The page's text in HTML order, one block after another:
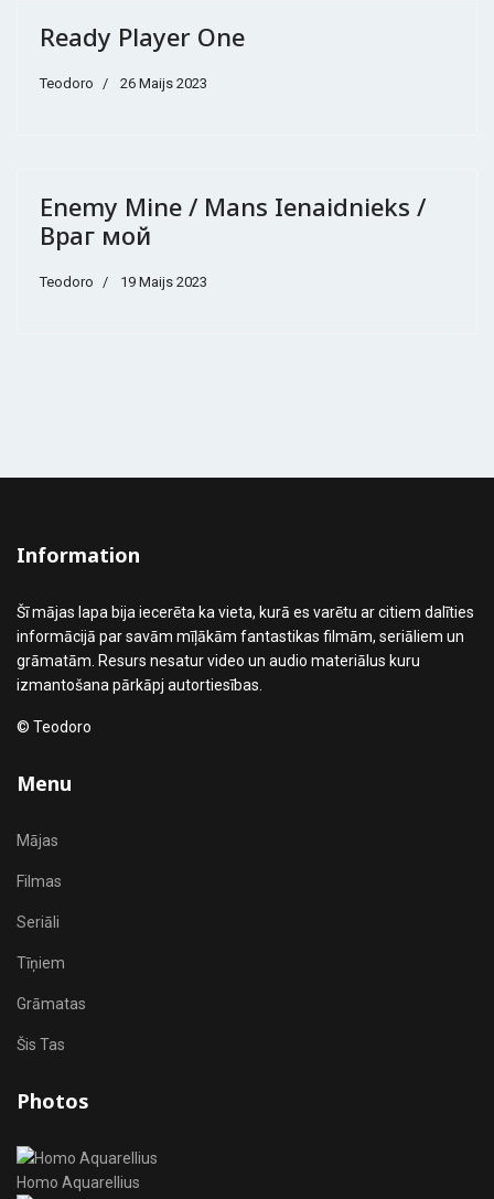
Ready Player One
Teodoro 26 Maijs 2023
Enemy Mine / Mans Ienaidnieks /
Враг мой
Teodoro 19 Maijs 2023
Information
Šī mājas lapa bija iecerēta ka vieta, kurā es varētu ar citiem dalīties
informācijā par savām mīļākām fantastikas filmām, seriāliem un
grāmatām. Resurs nesatur video un audio materiālus kuru
izmantošana pārkāpj autortiesības.
© Teodoro
Menu
Mājas
Filmas
Seriāli
Tīņiem
Grāmatas
Šis Tas
Photos
Homo Aquarellius